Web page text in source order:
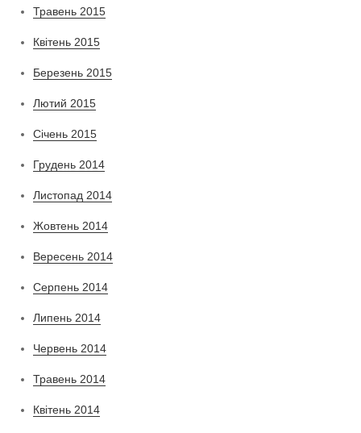
Травень 2015
Квітень 2015
Березень 2015
Лютий 2015
Січень 2015
Грудень 2014
Листопад 2014
Жовтень 2014
Вересень 2014
Серпень 2014
Липень 2014
Червень 2014
Травень 2014
Квітень 2014